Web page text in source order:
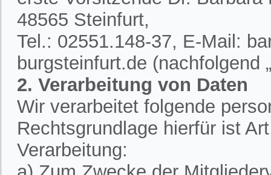
48565 Steinfurt,
Tel.: 02551.148-37, E-Mail:
burgsteinfurt.de (nachfolgend
2. Verarbeitung von Daten
Wir verarbeitet folgende
Rechtsgrundlage hierfür ist
Verarbeitung: